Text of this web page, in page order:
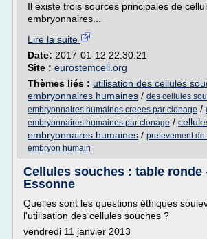
Il existe trois sources principales de
embryonnaires...
Lire la suite
Date: 2017-01-12 22:30:21
Site : eurostemcell.org
Thèmes liés : utilisation des cellules
embryonnaires humaines / des cellules
embryonnaires humaines creees par clonage /
embryonnaires humaines par clonage /
embryonnaires humaines / prelevement
embryon humain
Cellules souches : table ronde
Essonne
Quelles sont les questions éthiques
l'utilisation des cellules souches ?
vendredi 11 janvier 2013